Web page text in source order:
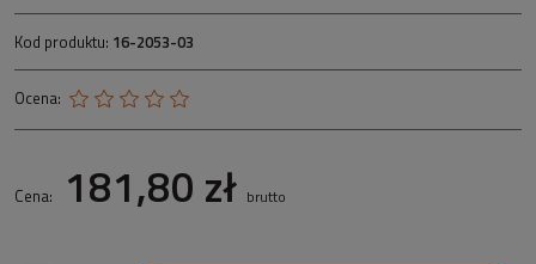
Kod produktu: 16-2053-03
Ocena:
Cena: 181,80 zł brutto